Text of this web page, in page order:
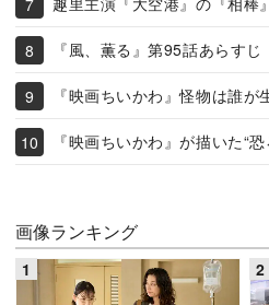
『風、薫る』第95話あらすじ
『映画ちいかわ』怪物は誰
『映画ちいかわ』が描いた“
画像ランキング